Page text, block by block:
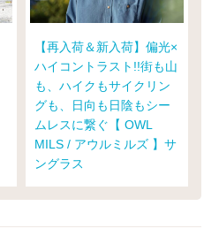
【再入荷＆新入荷】偏光×
ハイコントラスト!!街も山
も、ハイクもサイクリン
グも、日向も日陰もシー
ムレスに繋ぐ【 OWL
MILS / アウルミルズ 】サ
ングラス